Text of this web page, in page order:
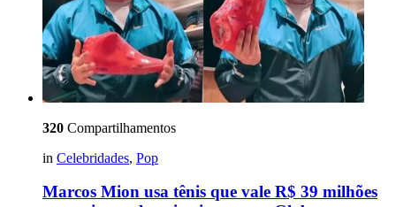
320 Compartilhamentos
in Celebridades, Pop
Marcos Mion usa tênis que vale R$ 39 milhões